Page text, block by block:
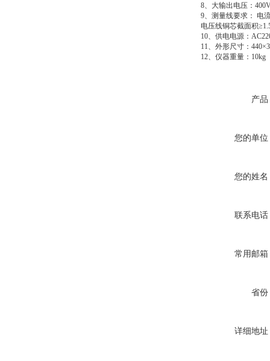
8、大输出电压：
9、测量线要求： 电
电压线铜芯截面积
10、供电电源：
11、外形尺寸：
12、仪器重量：10kg
产品
您的单位
您的姓名
联系电话
常用邮箱
省份
详细地址